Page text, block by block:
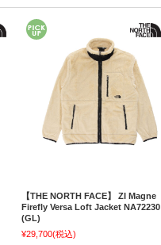
【THE NORTH FACE】 ZI Magne
Firefly Versa Loft Jacket NA72230
(GL)
¥29,700(税込)